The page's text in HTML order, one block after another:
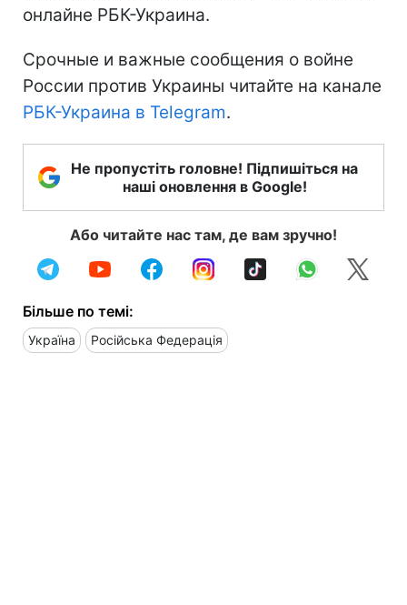
онлайне РБК-Украина.
Срочные и важные сообщения о войне
России против Украины читайте на канале
РБК-Украина в Telegram.
Не пропустіть головне! Підпишіться на
наші оновлення в Google!
Або читайте нас там, де вам зручно!
Більше по темі:
Україна Російська Федерація